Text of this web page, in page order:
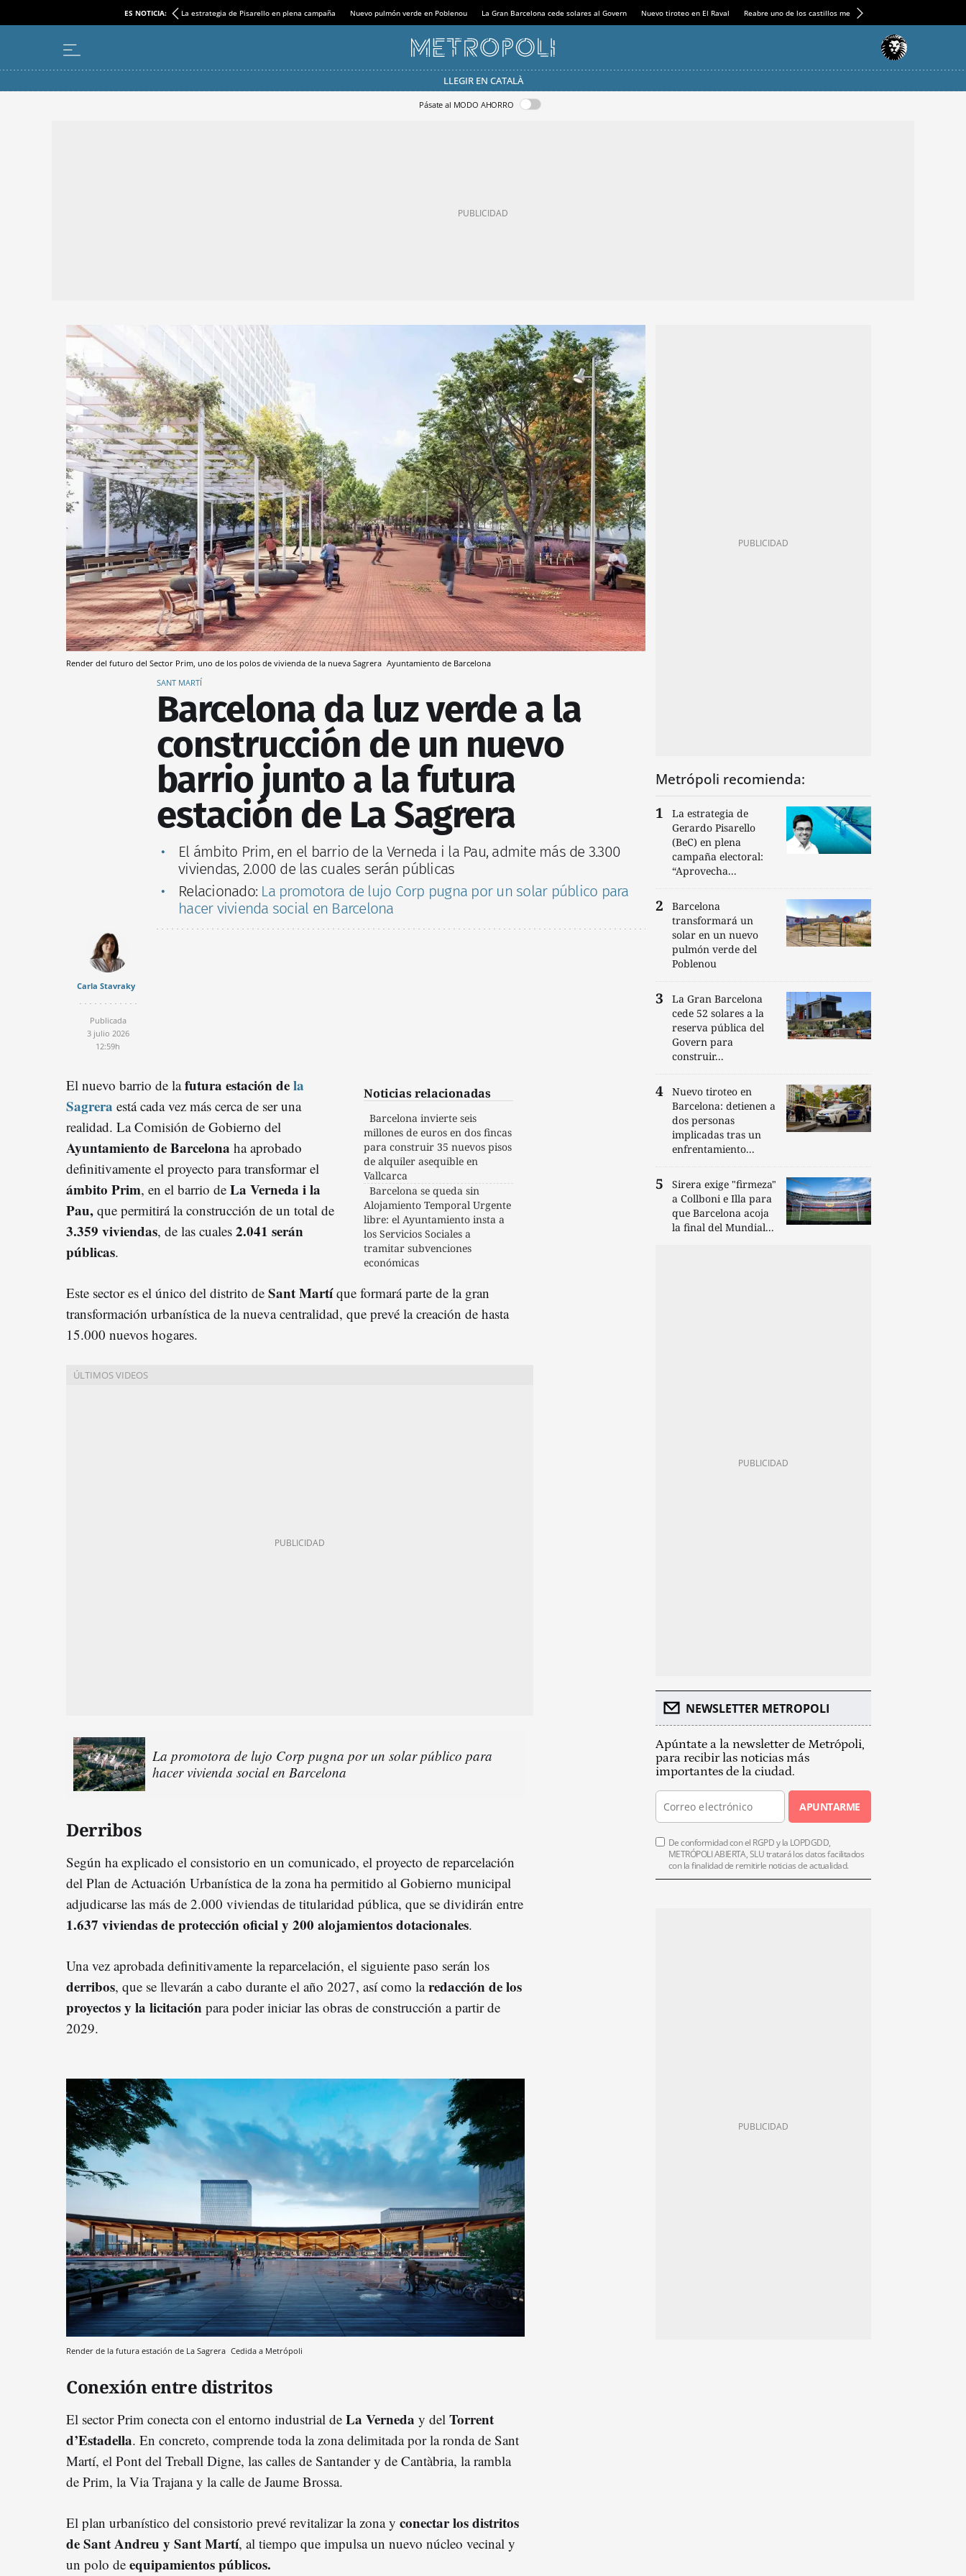
ES NOTICIA: La estrategia de Pisarello en plena campaña Nuevo pulmón verde en Poblenou La Gran Barcelona cede solares al Govern Nuevo tiroteo en El Raval Reabre uno de los castillos medievales más espectaculares
LLEGIR EN CATALÀ
Pásate al MODO AHORRO
Render del futuro del Sector Prim, uno de los polos de vivienda de la nueva Sagrera Ayuntamiento de Barcelona
SANT MARTÍ
Barcelona da luz verde a la
construcción de un nuevo
barrio junto a la futura
estación de La Sagrera
El ámbito Prim, en el barrio de la Verneda i la Pau, admite más de 3.300
viviendas, 2.000 de las cuales serán públicas
Relacionado: La promotora de lujo Corp pugna por un solar público para
hacer vivienda social en Barcelona
Carla Stavraky
Publicada
3 julio 2026
12:59h
Noticias relacionadas
Barcelona invierte seis
millones de euros en dos fincas
para construir 35 nuevos pisos
de alquiler asequible en
Vallcarca
Barcelona se queda sin
Alojamiento Temporal Urgente
libre: el Ayuntamiento insta a
los Servicios Sociales a
tramitar subvenciones
económicas
El nuevo barrio de lafutura estación dela
Sagrera está cada vez más cerca de ser una
realidad. La Comisión de Gobierno del
Ayuntamiento de Barcelona ha aprobado
definitivamente el proyecto para transformar el
ámbito Prim, en el barrio de La Verneda i la
Pau, que permitirá la construcción de un total de
3.359 viviendas, de las cuales 2.041 serán
públicas.
Este sector es el único del distrito de Sant Martíque formará parte de la gran
transformación urbanística de la nueva centralidad, que prevé la creación de hasta
15.000 nuevos hogares.
La promotora de lujo Corp pugna por un solar público para
hacer vivienda social en Barcelona
Derribos
Según ha explicado el consistorio en un comunicado, el proyecto de reparcelación
del Plan de Actuación Urbanística de la zona ha permitido al Gobierno municipal
adjudicarse las más de 2.000 viviendas de titularidad pública, que se dividirán entre
1.637 viviendas de protección oficial y 200 alojamientos dotacionales.
Una vez aprobada definitivamente la reparcelación, el siguiente paso serán los
derribos, que se llevarán a cabo durante el año 2027, así como laredacción de los
proyectos y la licitación para poder iniciar las obras de construcción a partir de
2029.
Render de la futura estación de La Sagrera Cedida a Metrópoli
Conexión entre distritos
El sector Prim conecta con el entorno industrial de La Verneda y del Torrent
d’Estadella. En concreto, comprende toda la zona delimitada por la ronda de Sant
Martí, el Pont del Treball Digne, las calles de Santander y de Cantàbria, la rambla
de Prim, la Via Trajana y la calle de Jaume Brossa.
El plan urbanístico del consistorio prevé revitalizar la zona y conectar los distritos
de Sant Andreu y Sant Martí, al tiempo que impulsa un nuevo núcleo vecinal y
un polo de equipamientos públicos.
Metrópoli recomienda:
La estrategia de
Gerardo Pisarello
(BeC) en plena
campaña electoral:
“Aprovecha...
Barcelona
transformará un
solar en un nuevo
pulmón verde del
Poblenou
La Gran Barcelona
cede 52 solares a la
reserva pública del
Govern para
construir...
Nuevo tiroteo en
Barcelona: detienen a
dos personas
implicadas tras un
enfrentamiento...
Sirera exige "firmeza"
a Collboni e Illa para
que Barcelona acoja
la final del Mundial...
NEWSLETTER METROPOLI
Apúntate a la newsletter de Metrópoli,
para recibir las noticias más
importantes de la ciudad.
APUNTARME
De conformidad con el RGPD y la LOPDGDD,
METRÓPOLI ABIERTA, SLU tratará los datos facilitados
con la finalidad de remitirle noticias de actualidad.